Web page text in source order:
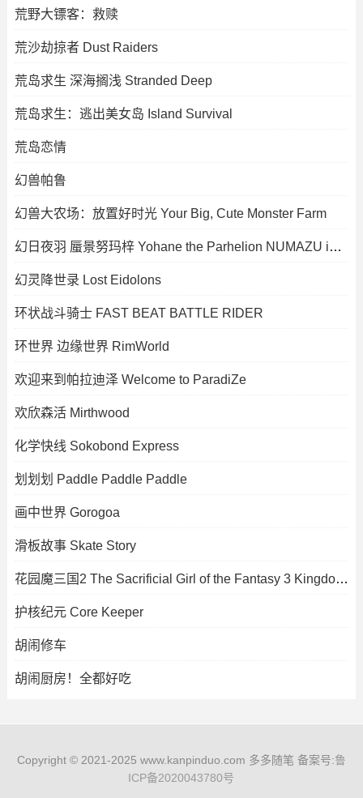
荒野大镖客：救赎
荒沙劫掠者 Dust Raiders
荒岛求生 深海搁浅 Stranded Deep
荒岛求生：逃出美女岛 Island Survival
荒岛恋情
幻兽帕鲁
幻兽大农场：放置好时光 Your Big, Cute Monster Farm
幻日夜羽 蜃景努玛梓 Yohane the Parhelion NUMAZU in the MIRAGE
幻灵降世录 Lost Eidolons
环状战斗骑士 FAST BEAT BATTLE RIDER
环世界 边缘世界 RimWorld
欢迎来到帕拉迪泽 Welcome to ParadiZe
欢欣森活 Mirthwood
化学快线 Sokobond Express
划划划 Paddle Paddle Paddle
画中世界 Gorogoa
滑板故事 Skate Story
花园魔三国2 The Sacrificial Girl of the Fantasy 3 Kingdoms 2
护核纪元 Core Keeper
胡闹修车
胡闹厨房！全都好吃
Copyright © 2021-2025 www.kanpinduo.com 多多随笔 备案号:鲁
ICP备2020043780号